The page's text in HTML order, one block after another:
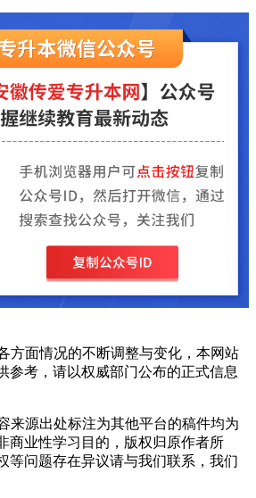
方面情况的不断调整与变化，本网站
参考，请以权威部门公布的正式信息
来源出处标注为其他平台的稿件均为
商业性学习目的，版权归原作者所
等问题存在异议请与我们联系，我们